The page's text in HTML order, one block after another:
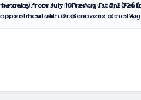
I consult in French, Fulani
do not hesitate to call or send a
be away fromJuly 18 to August 7, 2026
withDr. Benazzuz: Rue